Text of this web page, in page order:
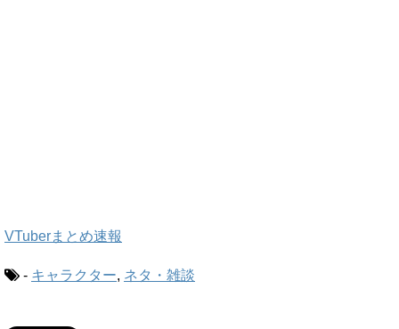
VTuberまとめ速報
- キャラクター, ネタ・雑談